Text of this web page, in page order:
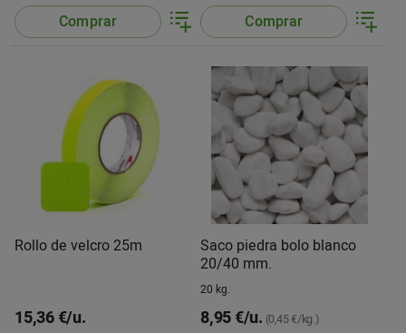
Comprar Comprar
Rollo de velcro 25m
15,36 €/u.
Saco piedra bolo blanco
20/40 mm.
20 kg.
8,95 €/u. (0,45 €/kg.)